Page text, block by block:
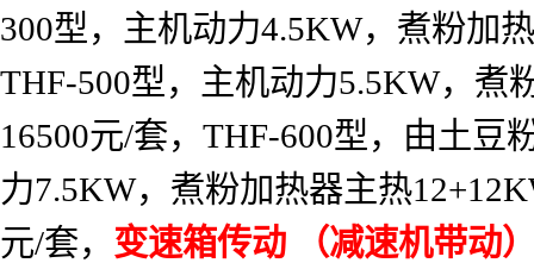
300型，主机动力4.5KW，煮粉加
THF-500型，主机动力5.5KW，煮
16500元/套， THF-600型，由土豆
力7.5KW，煮粉加热器主热
元/套， 变速箱传动
（减速机带动